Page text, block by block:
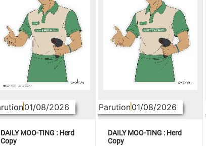
01/08/2026
DAILY MOO-TING : Herd
Copy
Parution01/08/2026
DAILY MOO-TING : Herd
Copy